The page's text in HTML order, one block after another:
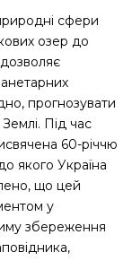
сфери
озер до
прогнозувати
Землі. Під час
60-річчю
якого Україна
що цей
у
збереження